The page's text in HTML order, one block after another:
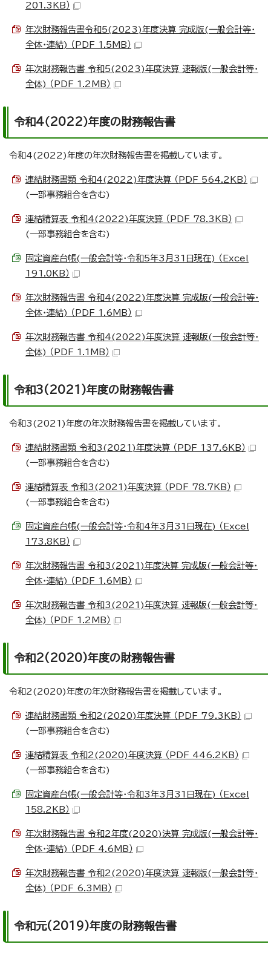
201.3KB）
年次財務報告書令和5(2023)年度決算 完成版(一般会計等・
全体・連結) （PDF 1.5MB）
年次財務報告書 令和5(2023)年度決算 速報版(一般会計等・
全体) （PDF 1.2MB）
令和4（2022）年度の財務報告書
令和4(2022)年度の年次財務報告書を掲載しています。
連結財務書類 令和4(2022)年度決算 （PDF 564.2KB）
(一部事務組合を含む)
連結精算表 令和4(2022)年度決算 （PDF 78.3KB）
(一部事務組合を含む)
固定資産台帳(一般会計等・令和5年3月31日現在) （Excel
191.0KB）
年次財務報告書 令和4(2022)年度決算 完成版(一般会計等・
全体・連結) （PDF 1.6MB）
年次財務報告書 令和4(2022)年度決算 速報版(一般会計等・
全体) （PDF 1.1MB）
令和3(2021)年度の財務報告書
令和3(2021)年度の年次財務報告書を掲載しています。
連結財務書類 令和3(2021)年度決算 （PDF 137.6KB）
(一部事務組合を含む)
連結精算表 令和3(2021)年度決算 （PDF 78.7KB）
(一部事務組合を含む)
固定資産台帳(一般会計等・令和4年3月31日現在) （Excel
173.8KB）
年次財務報告書 令和3(2021)年度決算 完成版(一般会計等・
全体・連結) （PDF 1.6MB）
年次財務報告書 令和3(2021)年度決算 速報版(一般会計等・
全体) （PDF 1.2MB）
令和2(2020)年度の財務報告書
令和2(2020)年度の年次財務報告書を掲載しています。
連結財務書類 令和2(2020)年度決算 （PDF 79.3KB）
(一部事務組合を含む)
連結精算表 令和2(2020)年度決算 （PDF 446.2KB）
(一部事務組合を含む)
固定資産台帳(一般会計等・令和3年3月31日現在) （Excel
158.2KB）
年次財務報告書 令和2年度(2020)決算 完成版(一般会計等・
全体・連結) （PDF 4.6MB）
年次財務報告書 令和2(2020)年度決算 速報版(一般会計等・
全体) （PDF 6.3MB）
令和元(2019)年度の財務報告書